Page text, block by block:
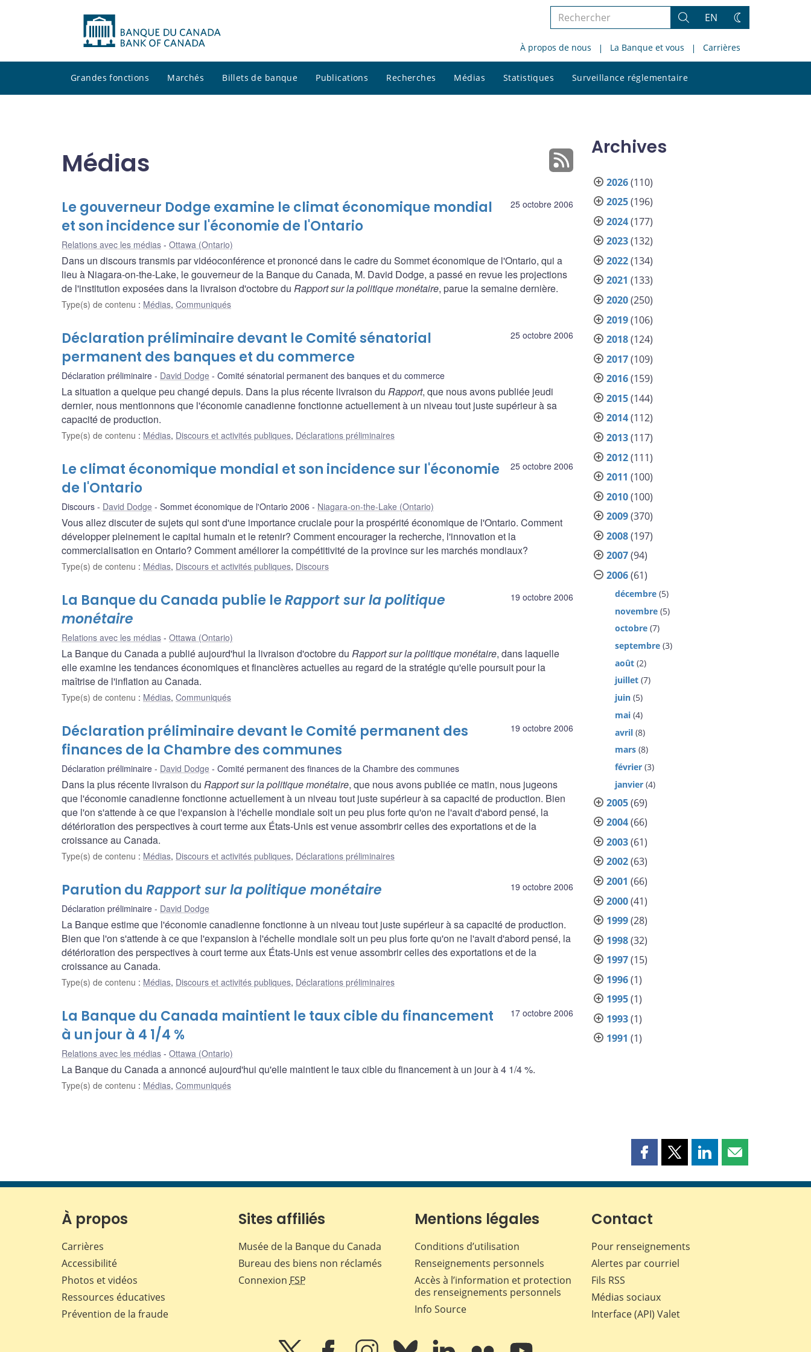
Rechercher
le
site
Rechercher
EN
Changez
thème
À propos de nous La Banque et vous Carrières
Grandes fonctions Marchés Billets de banque Publications Recherches Médias Statistiques Surveillance réglementaire
le
Médias
25 octobre 2006
Le gouverneur Dodge examine le climat économique mondial
et son incidence sur l'économie de l'Ontario
Relations avec les médias Ottawa (Ontario)
Dans un discours transmis par vidéoconférence et prononcé dans le cadre du Sommet économique de l'Ontario, qui a
lieu à Niagara-on-the-Lake, le gouverneur de la Banque du Canada, M. David Dodge, a passé en revue les projections
de l'institution exposées dans la livraison d'octobre du Rapport sur la politique monétaire, parue la semaine dernière.
Type(s) de contenu : Médias, Communiqués
25 octobre 2006
Déclaration préliminaire devant le Comité sénatorial
permanent des banques et du commerce
Déclaration préliminaire David Dodge Comité sénatorial permanent des banques et du commerce
La situation a quelque peu changé depuis. Dans la plus récente livraison du Rapport, que nous avons publiée jeudi
dernier, nous mentionnons que l'économie canadienne fonctionne actuellement à un niveau tout juste supérieur à sa
capacité de production.
Type(s) de contenu : Médias, Discours et activités publiques, Déclarations préliminaires
25 octobre 2006
Le climat économique mondial et son incidence sur l'économie
de l'Ontario
Discours David Dodge Sommet économique de l'Ontario 2006 Niagara-on-the-Lake (Ontario)
Vous allez discuter de sujets qui sont d'une importance cruciale pour la prospérité économique de l'Ontario. Comment
développer pleinement le capital humain et le retenir? Comment encourager la recherche, l'innovation et la
commercialisation en Ontario? Comment améliorer la compétitivité de la province sur les marchés mondiaux?
Type(s) de contenu : Médias, Discours et activités publiques, Discours
19 octobre 2006
La Banque du Canada publie leRapport sur la politique
monétaire
Relations avec les médias Ottawa (Ontario)
La Banque du Canada a publié aujourd'hui la livraison d'octobre du Rapport sur la politique monétaire, dans laquelle
elle examine les tendances économiques et financières actuelles au regard de la stratégie qu'elle poursuit pour la
maîtrise de l'inflation au Canada.
Type(s) de contenu : Médias, Communiqués
19 octobre 2006
Déclaration préliminaire devant le Comité permanent des
finances de la Chambre des communes
Déclaration préliminaire David Dodge Comité permanent des finances de la Chambre des communes
Dans la plus récente livraison du Rapport sur la politique monétaire, que nous avons publiée ce matin, nous jugeons
que l'économie canadienne fonctionne actuellement à un niveau tout juste supérieur à sa capacité de production. Bien
que l'on s'attende à ce que l'expansion à l'échelle mondiale soit un peu plus forte qu'on ne l'avait d'abord pensé, la
détérioration des perspectives à court terme aux États-Unis est venue assombrir celles des exportations et de la
croissance au Canada.
Type(s) de contenu : Médias, Discours et activités publiques, Déclarations préliminaires
19 octobre 2006
Parution du Rapport sur la politique monétaire
Déclaration préliminaire David Dodge
La Banque estime que l'économie canadienne fonctionne à un niveau tout juste supérieur à sa capacité de production.
Bien que l'on s'attende à ce que l'expansion à l'échelle mondiale soit un peu plus forte qu'on ne l'avait d'abord pensé, la
détérioration des perspectives à court terme aux États-Unis est venue assombrir celles des exportations et de la
croissance au Canada.
Type(s) de contenu : Médias, Discours et activités publiques, Déclarations préliminaires
17 octobre 2006
La Banque du Canada maintient le taux cible du financement
à un jour à 4 1/4 %
Relations avec les médias Ottawa (Ontario)
La Banque du Canada a annoncé aujourd'hui qu'elle maintient le taux cible du financement à un jour à 4 1/4 %.
Type(s) de contenu : Médias, Communiqués
Archives
2026(110)
2025(196)
2024(177)
2023(132)
2022(134)
2021 (133)
2020(250)
2019(106)
2018(124)
2017(109)
2016(159)
2015(144)
2014(112)
2013(117)
2012(111)
2011 (100)
2010(100)
2009(370)
2008(197)
2007(94)
2006(61)
décembre (5)
novembre (5)
octobre (7)
septembre (3)
août (2)
juillet (7)
juin (5)
mai (4)
avril (8)
mars (8)
février (3)
janvier (4)
2005(69)
2004(66)
2003(61)
2002(63)
2001 (66)
2000(41)
1999(28)
1998(32)
1997(15)
1996(1)
1995(1)
1993(1)
1991 (1)
Partager
page
Facebook
Partager
page
Partager
page
Partager
page
À propos
Carrières
Accessibilité
Photos et vidéos
Ressources éducatives
Prévention de la fraude
Sites affiliés
Musée de la Banque du Canada
Bureau des biens non réclamés
Connexion FSP
Mentions légales
Conditions d’utilisation
Renseignements personnels
Accès à l’information et protection
des renseignements personnels
Info Source
Contact
Pour renseignements
Alertes par courriel
Fils RSS
Médias sociaux
Interface (API) Valet